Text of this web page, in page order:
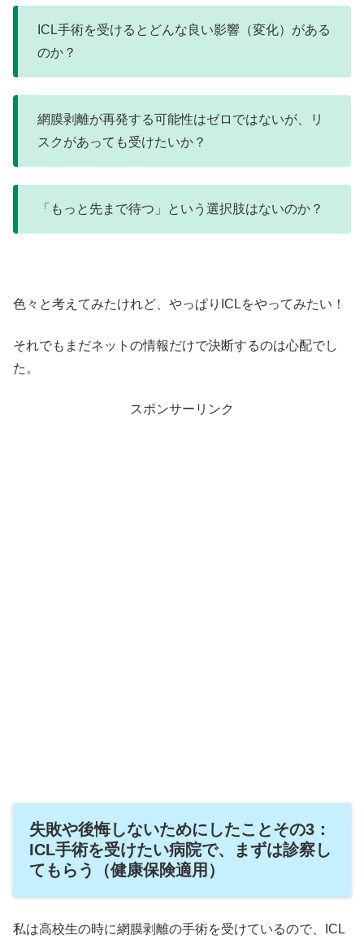
ICL手術を受けるとどんな良い影響（変化）がある
のか？
網膜剥離が再発する可能性はゼロではないが、リ
スクがあっても受けたいか？
「もっと先まで待つ」という選択肢はないのか？
色々と考えてみたけれど、やっぱりICLをやってみたい！
それでもまだネットの情報だけで決断するのは心配でし
た。
スポンサーリンク
失敗や後悔しないためにしたことその3：
ICL手術を受けたい病院で、まずは診察し
てもらう（健康保険適用）
私は高校生の時に網膜剥離の手術を受けているので、ICL